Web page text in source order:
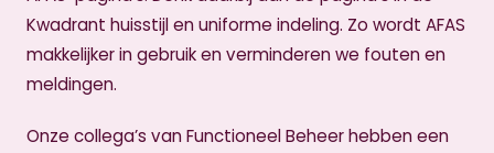
Kwadrant huisstijl en uniforme indeling. Zo wordt AFAS
makkelijker in gebruik en verminderen we fouten en
meldingen.
Onze collega’s van Functioneel Beheer hebben een